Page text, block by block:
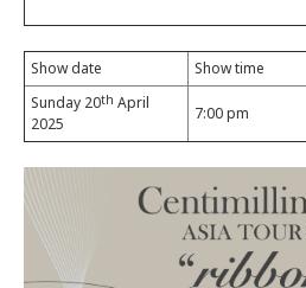
Show date Show time
Sunday 20th April
2025
7:00 pm